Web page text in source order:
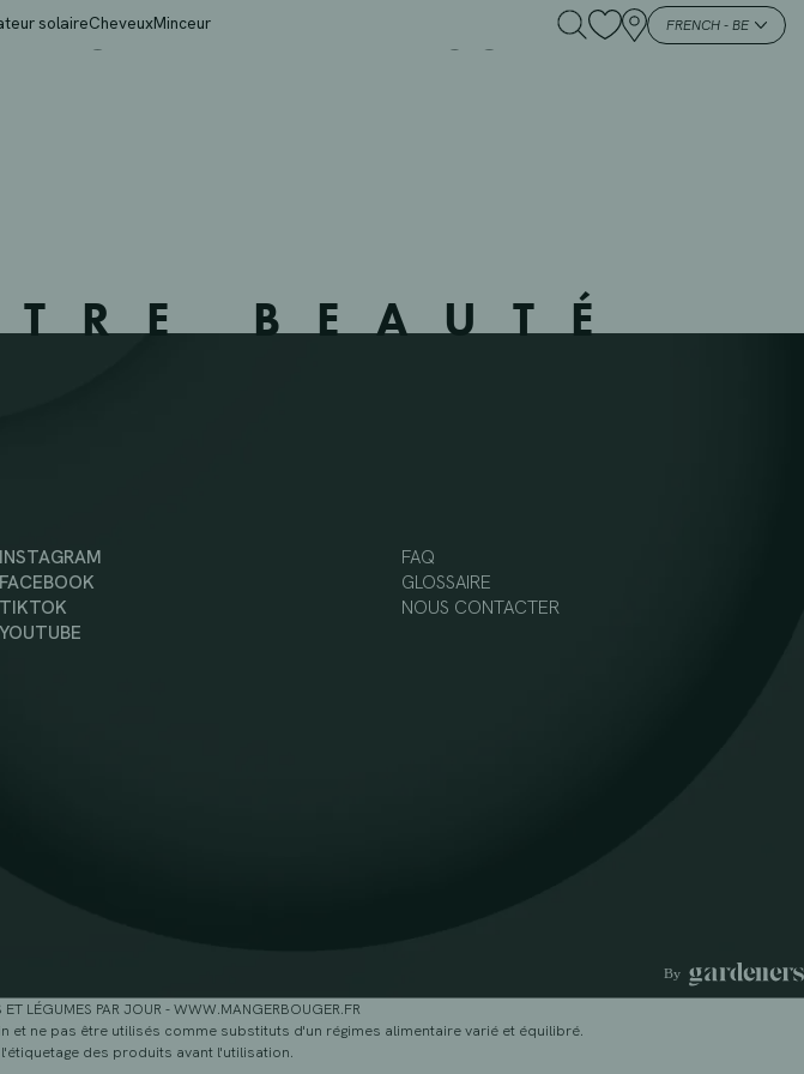
solaireCheveuxMinceur FRENCH - BE
LU100068 – MERSCH – –
BEAUTÉ
INSTAGRAM
FACEBOOK
TIKTOK
YOUTUBE
FAQ
GLOSSAIRE
NOUS CONTACTER
LÉGUMES PAR JOUR - WWW.MANGERBOUGER.FR
et ne pas être utilisés comme substituts d'un régimes alimentaire varié et équilibré.
des produits avant l'utilisation.